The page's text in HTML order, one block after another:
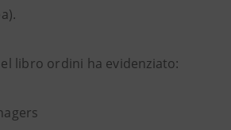
libro ordini ha evidenziato: